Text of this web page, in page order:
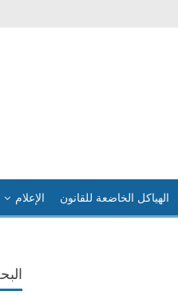
الهياكل الخاضعة للقانون الإعلام